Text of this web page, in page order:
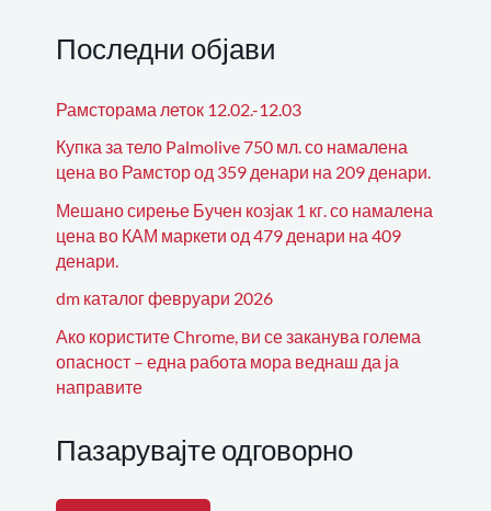
Последни објави
Рамсторама леток 12.02.-12.03
Купка за тело Palmolive 750 мл. со намалена
цена во Рамстор од 359 денари на 209 денари.
Мешано сирење Бучен козјак 1 кг. со намалена
цена во КАМ маркети од 479 денари на 409
денари.
dm каталог февруари 2026
Ако користите Chrome, ви се заканува голема
опасност – една работа мора веднаш да ја
направите
Пазарувајте одговорно